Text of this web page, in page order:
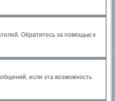
Обратитесь за помощью к
если эта возможность